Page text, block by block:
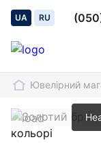
UA RU
Ювелірний